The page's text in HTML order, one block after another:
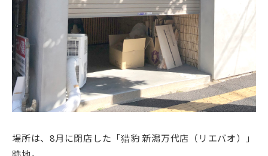
場所は、8月に閉店した「猎豹 新潟万代店（リエバオ）」